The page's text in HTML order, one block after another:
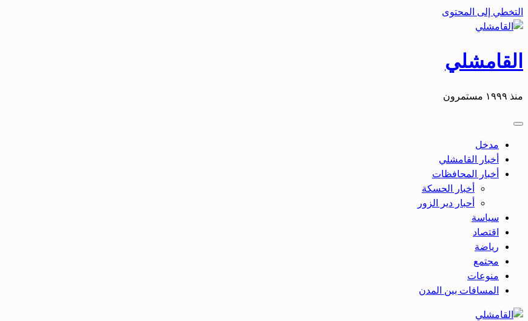
التخطي إلى المحتوى
القامشلي
منذ ١٩٩٩ مستمرون
مدخل
أخبار القامشلي
أخبار المحافظات
أخبار الحسكة
أحبار دير الزور
سياسة
اقتصاد
رياضة
مجتمع
منوعات
المسافات بين المدن